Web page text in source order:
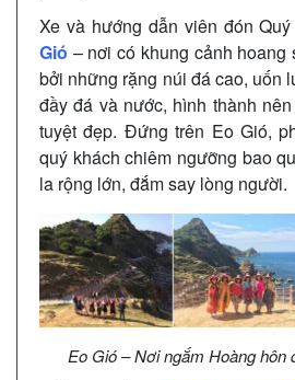
Xe và hướng dẫn viên đón
Gió – nơi có khung cảnh
bởi những rặng núi đá cao, uốn
đầy đá và nước, hình thành
tuyệt đẹp. Đứng trên Eo Gió,
quý khách chiêm ngưỡng bao
la rộng lớn, đắm say lòng người.
Eo Gió – Nơi ngắm Hoàng hôn